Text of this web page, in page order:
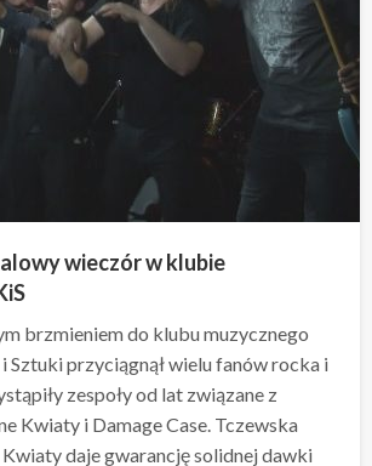
wieczór w klubie
brzmieniem do klubu muzycznego
Sztuki przyciągnął wielu fanów rocka i
zespoły od lat związane z
Kwiaty i Damage Case. Tczewska
daje gwarancję solidnej dawki